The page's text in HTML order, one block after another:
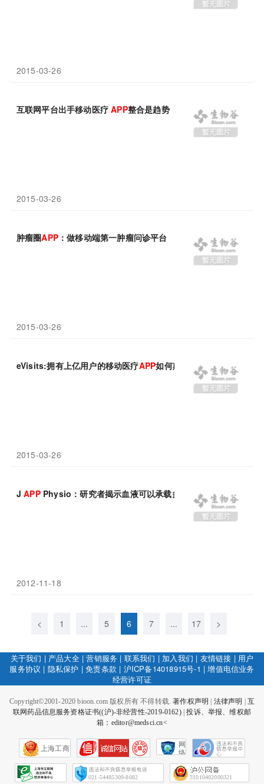
2015-03-26
互联网平台出手移动医疗APP整合是趋势
2015-03-26
肿瘤圈APP：做移动端第一肿瘤问诊平台
2015-03-26
eVisits:拥有上亿用户的移动医疗APP如何颠覆传统医疗
2015-03-26
JAPPPhysio：研究者揭示血液可以承载多少细胞
2012-11-18
< 1 ... 5 6 7 ... 17 >
关于我们 | 产品大全|营销服务 | 联系我们 | 加入我们 | 友情链接 | 用户
服务协议 | 隐私保护 |免责条款 | 沪ICP备14018915号-1 |增值电信业务
经营许可证
Copyright©2001-2020 bioon.com 版权所有 不得转载.著作权声明 法律声明
互
联网药品信息服务资格证书((沪)-非经营性-2019-0162)|投诉、举报、维权邮
箱：editor@medsci.cn<
上海工商
网
络
会
征
021-54485309-8082 31010402000321